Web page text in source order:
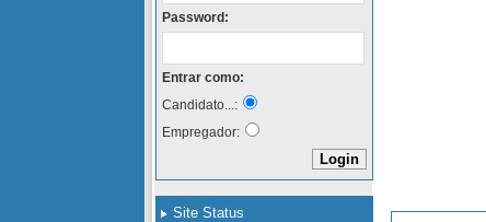
Password:
Entrar como:
Candidato...:
Empregador:
Site Status